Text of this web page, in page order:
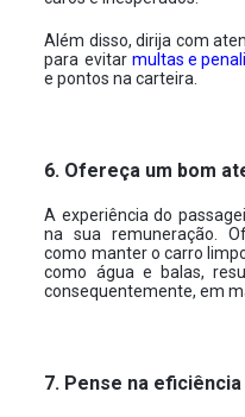
Além disso, dirija com
para evitar multas e
e pontos na carteira.
6. Ofereça um bom
A experiência do
na sua remuneração.
como manter o carro
como água e balas,
consequentemente, em
7. Pense na